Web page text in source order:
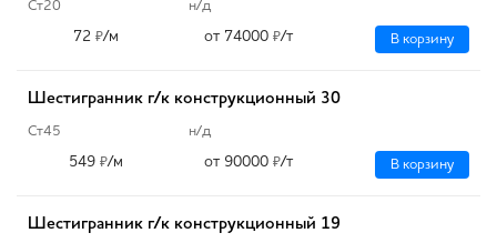
Ст20 н/д
72 ₽/м от 74000 ₽/т В корзину
Шестигранник г/к конструкционный 30
Ст45 н/д
549 ₽/м от 90000 ₽/т В корзину
Шестигранник г/к конструкционный 19